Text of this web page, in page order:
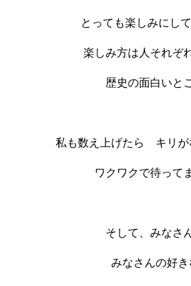
とっても楽しみにし
楽しみ方は人それぞ
歴史の面白いと
私も数え上げたら キリが
ワクワクで待って
そして、みなさ
みなさんの好き